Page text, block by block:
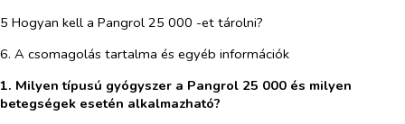
5 Hogyan kell a Pangrol 25 000 -et tárolni?
6. A csomagolás tartalma és egyéb információk
1. Milyen típusú gyógyszer a Pangrol 25 000 és milyen
betegségek esetén alkalmazható?